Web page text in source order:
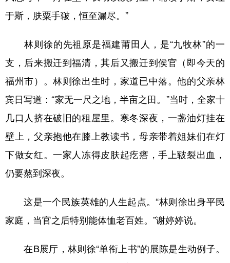
于斯，肤粟手皲，恒至漏尽。”
林则徐的先祖原是福建莆田人，是“九牧林”的一
支，后来搬迁到福清，其后又搬迁到侯官（即今天的
福州市）。林则徐出生时，家道已中落。他的父亲林
宾日写道：“家无一尺之地，半亩之田。”当时，全家十
几口人挤在破旧的租屋里。寒冬深夜，一盏油灯挂在
壁上，父亲抱他在膝上教读书，母亲带着姐妹们在灯
下做女红。一家人冻得皮肤起疙瘩，手上皲裂出血，
仍要熬到深夜。
这是一个民族英雄的人生起点。“林则徐出身平民
家庭，当官之后特别能体恤老百姓。”谢婷婷说。
在B展厅，林则徐“单衔上书”的展陈是生动例子。